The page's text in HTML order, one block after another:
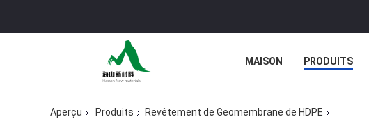
MAISON PRODUITS
Aperçu Produits
Revêtement de Geomembrane de HDPE